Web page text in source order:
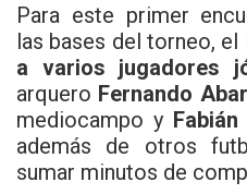
Para este primer
las bases del torneo,
a varios jugadores
arquero Fernando
mediocampo y
además de otros
sumar minutos de